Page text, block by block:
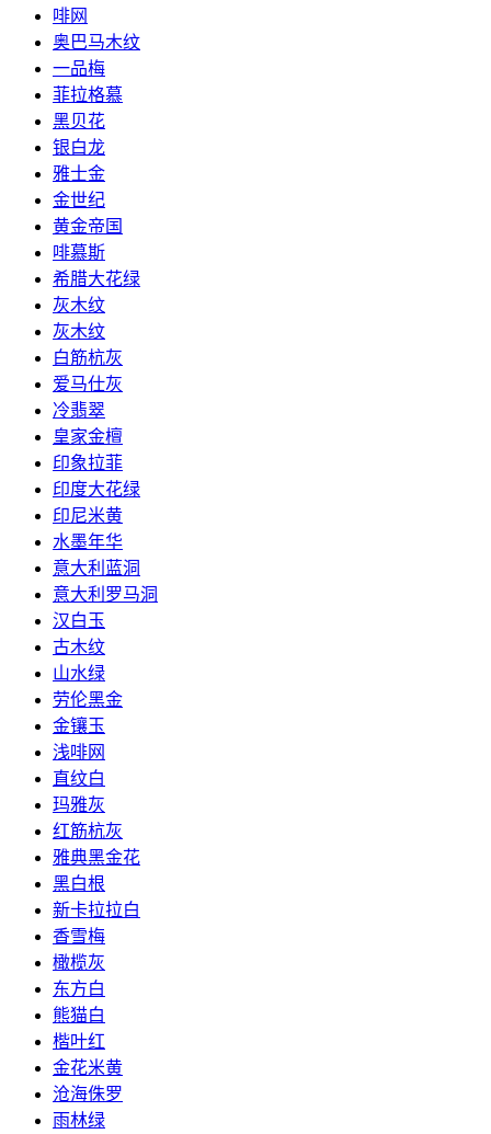
啡网
奥巴马木纹
一品梅
菲拉格慕
黑贝花
银白龙
雅士金
金世纪
黄金帝国
啡慕斯
希腊大花绿
灰木纹
灰木纹
白筋杭灰
爱马仕灰
冷翡翠
皇家金檀
印象拉菲
印度大花绿
印尼米黄
水墨年华
意大利蓝洞
意大利罗马洞
汉白玉
古木纹
山水绿
劳伦黑金
金镶玉
浅啡网
直纹白
玛雅灰
红筋杭灰
雅典黑金花
黑白根
新卡拉拉白
香雪梅
橄榄灰
东方白
熊猫白
楷叶红
金花米黄
沧海侏罗
雨林绿